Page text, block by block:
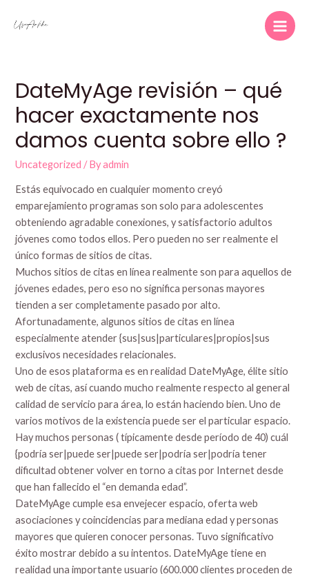
Main
DateMyAge revisión – qué
hacer exactamente nos
damos cuenta sobre ello ?
Uncategorized / Byadmin
Estás equivocado en cualquier momento creyó
emparejamiento programas son solo para adolescentes
obteniendo agradable conexiones, y satisfactorio adultos
jóvenes como todos ellos. Pero pueden no ser realmente el
único formas de sitios de citas.
Muchos sitios de citas en línea realmente son para aquellos de
jóvenes edades, pero eso no significa personas mayores
tienden a ser completamente pasado por alto.
Afortunadamente, algunos sitios de citas en línea
especialmente atender {sus|sus|particulares|propios|sus
exclusivos necesidades relacionales.
Uno de esos plataforma es en realidad DateMyAge, élite sitio
web de citas, así cuando mucho realmente respecto al general
calidad de servicio para área, lo están haciendo bien. Uno de
varios motivos de la existencia puede ser el particular espacio.
Hay muchos personas ( típicamente desde período de 40) cuál
{podría ser|puede ser|puede ser|podría ser|podría tener
dificultad obtener volver en torno a citas por Internet desde
que han fallecido el “en demanda edad”.
DateMyAge cumple esa envejecer espacio, oferta web
asociaciones y coincidencias para mediana edad y personas
mayores que quieren conocer personas. Tuvo significativo
éxito mostrar debido a su intentos. DateMyAge tiene en
realidad una importante usuario (600.000 clientes proceden de